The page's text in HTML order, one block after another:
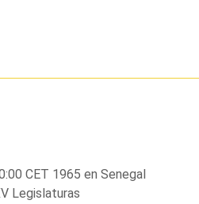
CET 1965 en Senegal
Legislaturas